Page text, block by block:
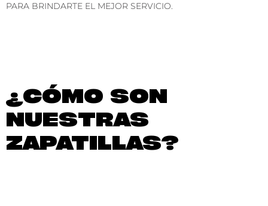
PARA BRINDARTE EL MEJOR SERVICIO.
¿CÓMO SON
NUESTRAS
ZAPATILLAS?